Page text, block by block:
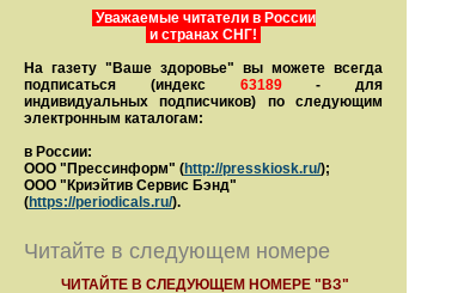
Уважаемые читатели в России
и странах СНГ!
На газету "Ваше здоровье" вы можете всегда
подписаться (индекс 63189- для
индивидуальных подписчиков) по следующим
электронным каталогам:
в России:
ООО "Прессинформ" (http://presskiosk.ru/);
ООО "Криэйтив Сервис Бэнд"
(https://periodicals.ru/).
Читайте в следующем номере
ЧИТАЙТЕ В СЛЕДУЮЩЕМ НОМЕРЕ "ВЗ"